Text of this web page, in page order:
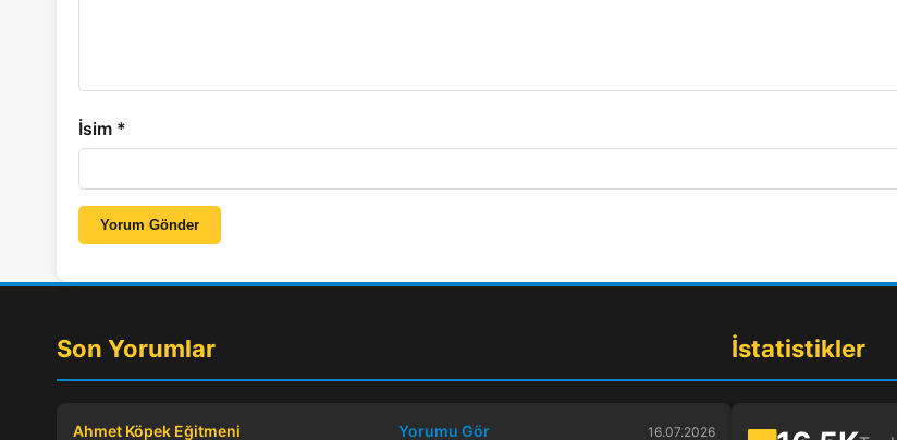
İsim *
Yorum Gönder
Son Yorumlar
Ahmet Köpek Eğitmeni Yorumu Gör 16.07.2026
İstatistikler